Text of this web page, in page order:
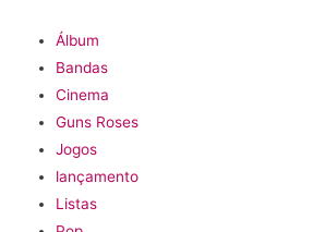
Álbum
Bandas
Cinema
Guns Roses
Jogos
lançamento
Listas